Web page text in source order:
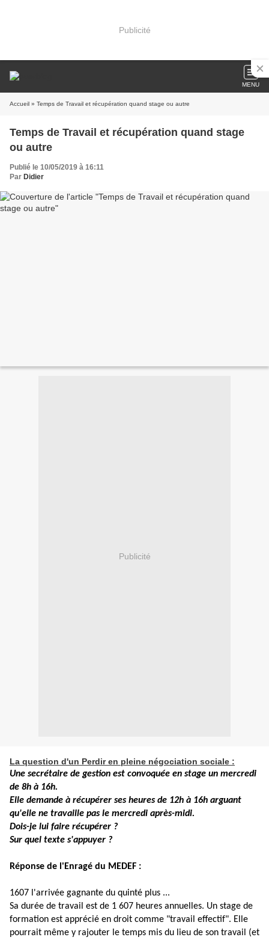
Publicité
MENU
Accueil » Temps de Travail et récupération quand stage ou autre
Temps de Travail et récupération quand stage
ou autre
Publié le 10/05/2019 à 16:11
Par Didier
Publicité
La question d'un Perdir en pleine négociation sociale :
Une secrétaire de gestion est convoquée en stage un mercredi
de 8h à 16h.
Elle demande à récupérer ses heures de 12h à 16h arguant
qu'elle ne travaille pas le mercredi après-midi.
Dois-je lui faire récupérer ?
Sur quel texte s'appuyer ?
Réponse de l'Enragé du MEDEF :
1607 l'arrivée gagnante du quinté plus ...
Sa durée de travail est de 1 607 heures annuelles. Un stage de
formation est apprécié en droit comme "travail effectif". Elle
pourrait même y rajouter le temps mis du lieu de son travail (et